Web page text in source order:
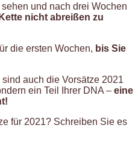
und nach drei Wochen
nicht abreißen zu
die ersten Wochen, bis Sie
auch die Vorsätze 2021
ein Teil Ihrer DNA – eine
für 2021? Schreiben Sie es